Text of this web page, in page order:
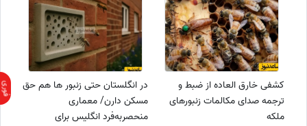
کشفی خارق العاده از ضبط و
ترجمه صدای مکالمات زنبورهای
ملکه
در انگلستان حتی زنبور ها هم حق
مسکن دارن/ معماری
منحصربه‌فرد انگلیس برای